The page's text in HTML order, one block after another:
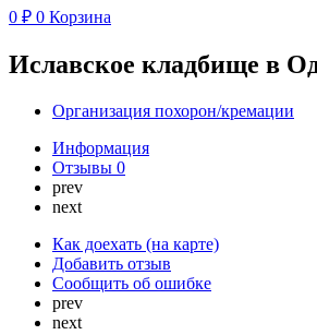
0 ₽ 0 Корзина
Иславское кладбище в
Организация похорон/кремации
Информация
Отзывы 0
prev
next
Как доехать (на карте)
Добавить отзыв
Сообщить об ошибке
prev
next